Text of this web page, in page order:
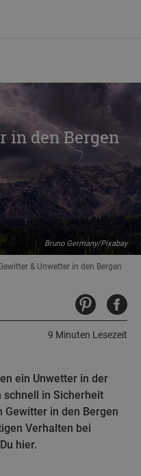
in den Bergen
Bruno Germany/Pixabay
& Unwetter in den Bergen
9 Minuten Lesezeit
ein Unwetter in der
schnell in Sicherheit
Gewitter in den Bergen
Verhalten bei
hier.